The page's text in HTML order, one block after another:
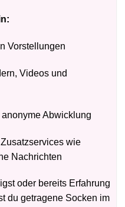
Vorstellungen
Videos und
Abwicklung
wie
Nachrichten
oder bereits Erfahrung
du getragene Socken im